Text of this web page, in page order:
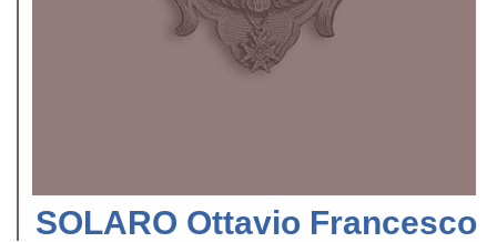
SOLARO Ottavio Francesco